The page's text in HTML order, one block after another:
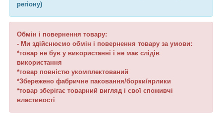
регіону)
Обмін і повернення товару:
- Ми здійснюємо обмін і повернення товару за умови:
*товар не був у використанні і не має слідів
використання
*товар повністю укомплектований
*Збережено фабричне паковання/борки/ярлики
*товар зберігає товарний вигляд і свої споживчі
властивості